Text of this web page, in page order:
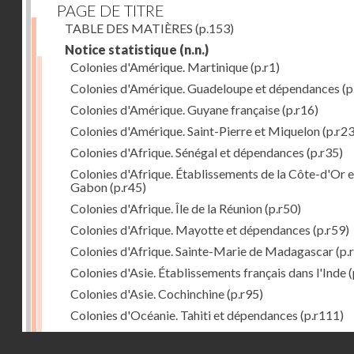
PAGE DE TITRE
TABLE DES MATIÈRES (p.153)
Notice statistique (n.n.)
Colonies d'Amérique. Martinique(p.r1)
Colonies d'Amérique. Guadeloupe et dépendances
Colonies d'Amérique. Guyane française(p.r16)
Colonies d'Amérique. Saint-Pierre et Miquelon
Colonies d'Afrique. Sénégal et dépendances (p.r35)
Colonies d'Afrique. Établissements de la Côte-d'Or
Gabon(p.r45)
Colonies d'Afrique. Île de la Réunion(p.r50)
Colonies d'Afrique. Mayotte et dépendances (p.r59)
Colonies d'Afrique. Sainte-Marie de Madagascar
Colonies d'Asie. Établissements français dans l'Inde
Colonies d'Asie. Cochinchine(p.r95)
Colonies d'Océanie. Tahiti et dépendances (p.r111)
Colonies d'Océanie. Nouvelle-Calédonie(p.r130)